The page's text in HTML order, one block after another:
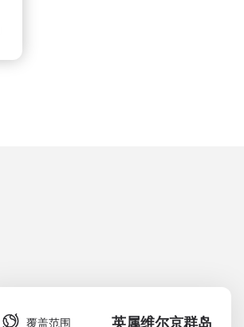
覆盖范围 英属维尔京群岛